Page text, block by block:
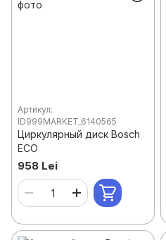
Артикул:
ID999MARKET_6140565
Циркулярный диск Bosch
ECO
958 Lei